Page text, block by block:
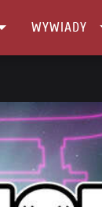
WYWIADY